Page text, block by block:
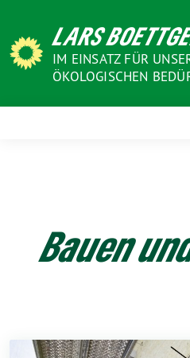
Inhalt
LARS
IM EINSATZ FÜR
ÖKOLOGISCHEN
Bauen